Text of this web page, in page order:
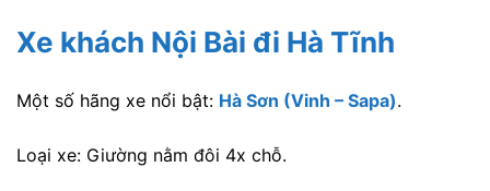
Xe khách Nội Bài đi Hà Tĩnh
Một số hãng xe nổi bật: Hà Sơn (Vinh – Sapa).
Loại xe: Giường nằm đôi 4x chỗ.